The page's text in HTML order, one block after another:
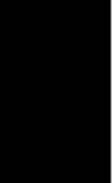
borde
Tesis
en uno
del cine
y dejando